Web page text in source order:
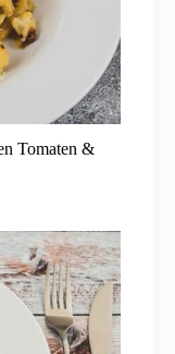
Tomaten &